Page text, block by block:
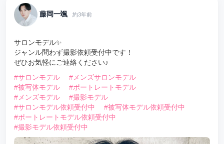
藤岡一颯 約3年前
サロンモデル✨
ジャンル問わず撮影依頼受付中です！
ぜひお気軽にご連絡ください♪
#サロンモデル
#メンズサロンモデル
#被写体モデル
#ポートレートモデル
#メンズモデル
#撮影モデル
#サロンモデル依頼受付中
#被写体モデル依頼受付中
#ポートレートモデル依頼受付中
#撮影モデル依頼受付中